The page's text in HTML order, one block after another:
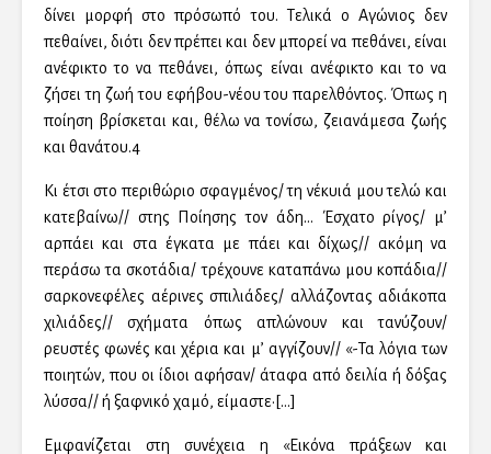
δίνει μορφή στο πρόσωπό του. Τελικά ο Αγώνιος δεν
πεθαίνει, διότι δεν πρέπει και δεν μπορεί να πεθάνει, είναι
ανέφικτο το να πεθάνει, όπως είναι ανέφικτο και το να
ζήσει τη ζωή του εφήβου-νέου του παρελθόντος. Όπως η
ποίηση βρίσκεται και, θέλω να τονίσω, ζειανάμεσα ζωής
και θανάτου.4
Κι έτσι στο περιθώριο σφαγμένος/ τη νέκυιά μου τελώ και
κατεβαίνω// στης Ποίησης τον άδη… Έσχατο ρίγος/ μ’
αρπάει και στα έγκατα με πάει και δίχως// ακόμη να
περάσω τα σκοτάδια/ τρέχουνε καταπάνω μου κοπάδια//
σαρκονεφέλες αέρινες σπιλιάδες/ αλλάζοντας αδιάκοπα
χιλιάδες// σχήματα όπως απλώνουν και τανύζουν/
ρευστές φωνές και χέρια και μ’ αγγίζουν// «-Τα λόγια των
ποιητών, που οι ίδιοι αφήσαν/ άταφα από δειλία ή δόξας
λύσσα// ή ξαφνικό χαμό, είμαστε•[…]
Εμφανίζεται στη συνέχεια η «Εικόνα πράξεων και